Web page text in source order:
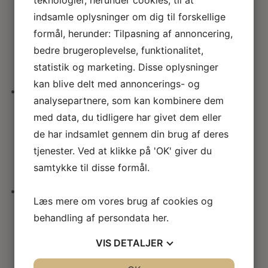
Victoriansk sidebord
743.00kr.
JBM Miniature buffet bord
1.100.00kr.
JBM Miniature piedestal bord
indsamle oplysninger om dig til forskellige
formål, herunder: Tilpasning af annoncering,
bedre brugeroplevelse, funktionalitet,
statistik og marketing. Disse oplysninger
kan blive delt med annoncerings- og
analysepartnere, som kan kombinere dem
med data, du tidligere har givet dem eller
de har indsamlet gennem din brug af deres
tjenester. Ved at klikke på 'OK' giver du
samtykke til disse formål.
Læs mere om vores brug af cookies og
behandling af persondata her.
VIS DETALJER